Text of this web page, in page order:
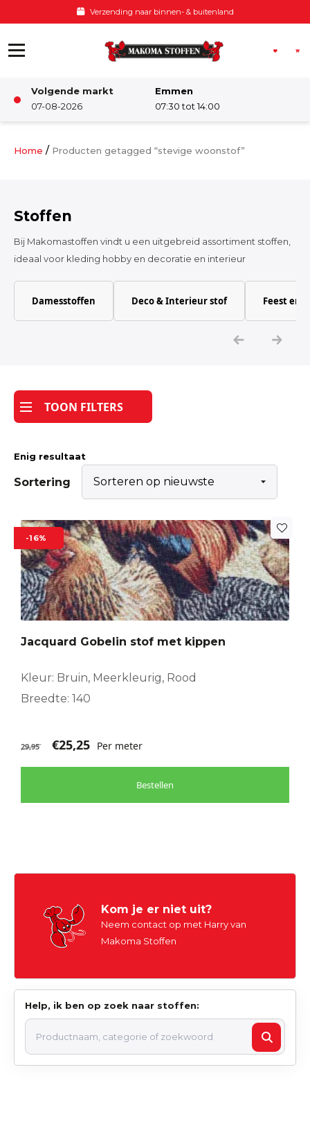
Verzending naar binnen- & buitenland
Volgende markt
07-08-2026
Emmen
07:30 tot 14:00
Damesstoffen
Katoen
Tijdpakker stof
Home / Producten getagged “stevige woonstof”
Stoffen
Bij Makomastoffen vindt u een uitgebreid assortiment stoffen,
ideaal voor kleding hobby en decoratie en interieur
Damesstoffen Deco & Interieur stof Feest en
TOON FILTERS
Enig resultaat
Sortering
-16%
Jacquard Gobelin stof met kippen
Kleur: Bruin, Meerkleurig, Rood
Breedte: 140
29,95 €25,25 Per meter
Bestellen
Kom je er niet uit?
Neem contact op met Harry van
Makoma Stoffen
Help, ik ben op zoek naar stoffen: